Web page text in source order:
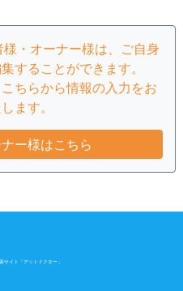
様・オーナー様は、ご自身
することができます。
ちらから情報の入力をお
ます。
ー様はこちら
サイト「アットドクター」